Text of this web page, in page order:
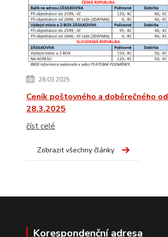
28.03.2025
Ceník poštovného a doběrečného od
28.3.2025
číst celé
Zobrazit všechny články
Korespondenční adresa